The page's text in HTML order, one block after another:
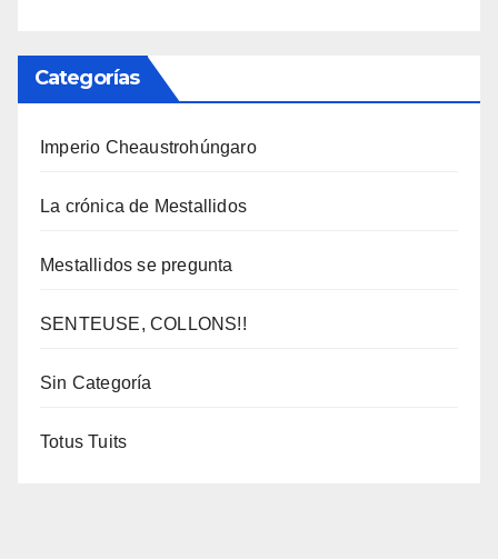
Categorías
Imperio Cheaustrohúngaro
La crónica de Mestallidos
Mestallidos se pregunta
SENTEUSE, COLLONS!!
Sin Categoría
Totus Tuits